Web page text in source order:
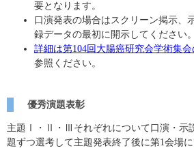
要となります。
口演発表の場合はスクリーン掲示、
録データの最初に開示してください。
詳細は第104回大腸癌研究会学術集
参照ください。
優秀演題表彰
主題Ⅰ・Ⅱ・Ⅲそれぞれについて口演・示
題ずつ選考して主題発表終了後に第1会場に